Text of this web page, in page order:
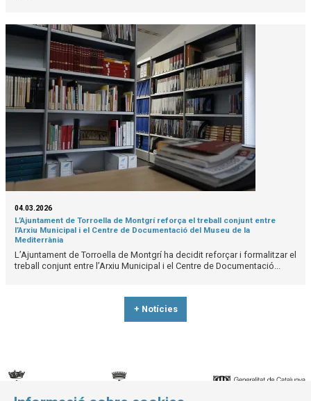
04.03.2026
L’Ajuntament de Torroella de Montgrí reforça el treball conjunt entre
l’Arxiu Municipal i el Centre de Documentació del Museu de la
Mediterrània
L’Ajuntament de Torroella de Montgrí ha decidit reforçar i formalitzar el
treball conjunt entre l’Arxiu Municipal i el Centre de Documentació...
+ Notícies